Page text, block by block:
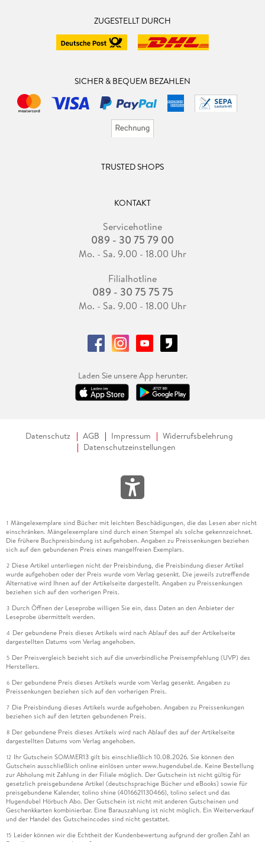
ZUGESTELLT DURCH
SICHER & BEQUEM BEZAHLEN
TRUSTED SHOPS
KONTAKT
Servicehotline
089 - 30 75 79 00
Mo. - Sa. 9.00 - 18.00 Uhr
Filialhotline
089 - 30 75 75 75
Mo. - Sa. 9.00 - 18.00 Uhr
Laden Sie unsere App herunter.
Datenschutz AGB Impressum
Widerrufsbelehrung
Datenschutzeinstellungen
1 Mängelexemplare sind Bücher mit leichten Beschädigungen, die das Lesen aber nicht
einschränken. Mängelexemplare sind durch einen Stempel als solche gekennzeichnet.
Die frühere Buchpreisbindung ist aufgehoben. Angaben zu Preissenkungen beziehen
sich auf den gebundenen Preis eines mangelfreien Exemplars.
2 Diese Artikel unterliegen nicht der Preisbindung, die Preisbindung dieser Artikel
wurde aufgehoben oder der Preis wurde vom Verlag gesenkt. Die jeweils zutreffende
Alternative wird Ihnen auf der Artikelseite dargestellt. Angaben zu Preissenkungen
beziehen sich auf den vorherigen Preis.
3 Durch Öffnen der Leseprobe willigen Sie ein, dass Daten an den Anbieter der
Leseprobe übermittelt werden.
4 Der gebundene Preis dieses Artikels wird nach Ablauf des auf der Artikelseite
dargestellten Datums vom Verlag angehoben.
5 Der Preisvergleich bezieht sich auf die unverbindliche Preisempfehlung (UVP) des
Herstellers.
6 Der gebundene Preis dieses Artikels wurde vom Verlag gesenkt. Angaben zu
Preissenkungen beziehen sich auf den vorherigen Preis.
7 Die Preisbindung dieses Artikels wurde aufgehoben. Angaben zu Preissenkungen
beziehen sich auf den letzten gebundenen Preis.
8 Der gebundene Preis dieses Artikels wird nach Ablauf des auf der Artikelseite
dargestellten Datums vom Verlag angehoben.
12 Ihr Gutschein SOMMER13 gilt bis einschließlich 10.08.2026. Sie können den
Gutschein ausschließlich online einlösen unter www.hugendubel.de. Keine Bestellung
zur Abholung mit Zahlung in der Filiale möglich. Der Gutschein ist nicht gültig für
gesetzlich preisgebundene Artikel (deutschsprachige Bücher und eBooks) sowie für
preisgebundene Kalender, tolino shine (4016621130466), tolino select und das
Hugendubel Hörbuch Abo. Der Gutschein ist nicht mit anderen Gutscheinen und
Geschenkkarten kombinierbar. Eine Barauszahlung ist nicht möglich. Ein Weiterverkauf
und der Handel des Gutscheincodes sind nicht gestattet.
15 Leider können wir die Echtheit der Kundenbewertung aufgrund der großen Zahl an